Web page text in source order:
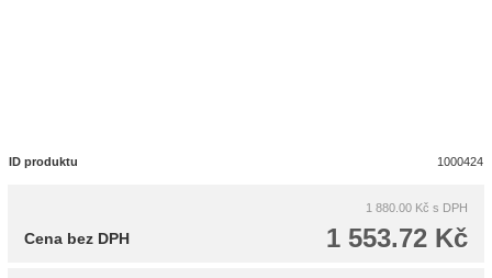
ID produktu 1000424
1 880.00 Kč s DPH
1 553.72 Kč
Cena bez DPH